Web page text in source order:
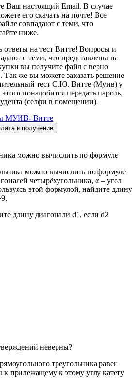
Ваш настоящий Email. В случае
его скачать на почте! Все
совпадают с теми, что
ниже.
ответы на тест Витте! Вопросы и
с теми, что представлены на
вы получите файл с верно
же вы можете заказать решение
тест С.Ю. Витте (Муив) у
понадобится передать пароль,
(селфи в помещении).
МУИВ- Витте
и получение
можно вычислить по формуле
четырёхугольника, α – угол
этой формулой, найдите длину
неверны?
треугольника равен
прилежащему к этому углу катету